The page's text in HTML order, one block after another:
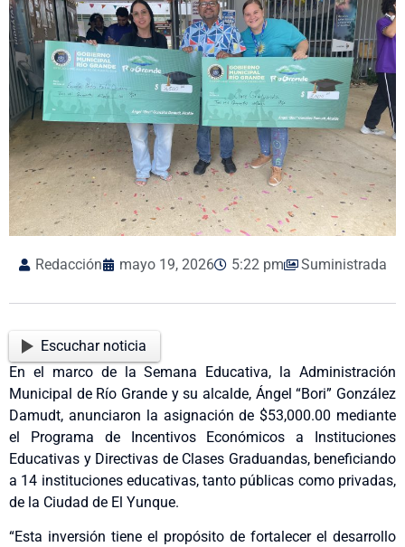
Redacción mayo 19, 2026 5:22 pm Suministrada
Escuchar noticia
En el marco de la Semana Educativa, la Administración
Municipal de Río Grande y su alcalde, Ángel “Bori” González
Damudt, anunciaron la asignación de $53,000.00 mediante
el Programa de Incentivos Económicos a Instituciones
Educativas y Directivas de Clases Graduandas, beneficiando
a 14 instituciones educativas, tanto públicas como privadas,
de la Ciudad de El Yunque.
“Esta inversión tiene el propósito de fortalecer el desarrollo